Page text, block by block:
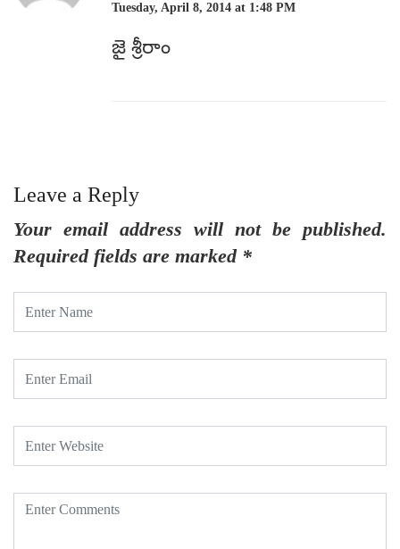
Tuesday, April 8, 2014 at 1:48 PM
జై శ్రీరాం
Leave a Reply
Your email address will not be published.
Required fields are marked *